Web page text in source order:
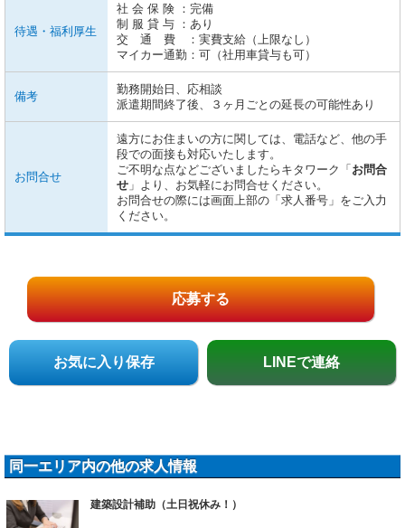
待遇・福利厚生
社 会 保 険 ：完備
制 服 貸 与 ：あり
交 通 費 ：実費支給（上限なし）
マイカー通勤：可（社用車貸与も可）
備考
勤務開始日、応相談
派遣期間終了後、３ヶ月ごとの延長の可能性あり
お問合せ
遠方にお住まいの方に関しては、電話など、他の手
段での面接も対応いたします。
ご不明な点などございましたらキタワーク「 お問合
せ 」より、お気軽にお問合せください。
お問合せの際には画面上部の「求人番号」をご入力
ください。
応募する
お気に入り保存 LINEで連絡
同一エリア内の他の求人情報
建築設計補助（土日祝休み！）